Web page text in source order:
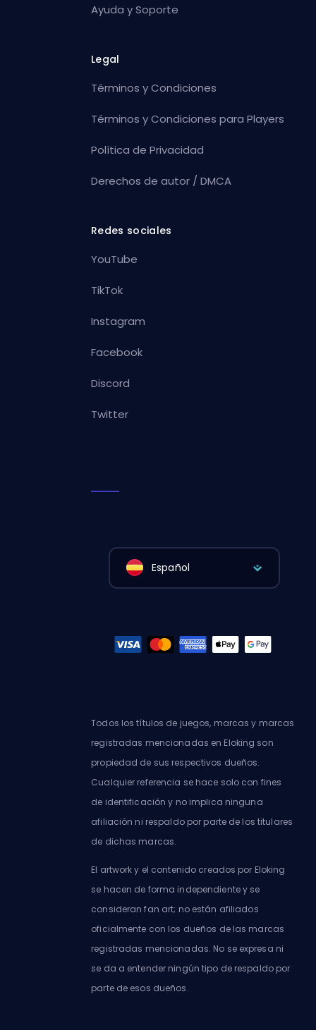
Ayuda y Soporte
Legal
Términos y Condiciones
Términos y Condiciones para Players
Política de Privacidad
Derechos de autor / DMCA
Redes sociales
YouTube
TikTok
Instagram
Facebook
Discord
Twitter
Español
Todos los títulos de juegos, marcas y marcas
registradas mencionadas en Eloking son
propiedad de sus respectivos dueños.
Cualquier referencia se hace solo con fines
de identificación y no implica ninguna
afiliación ni respaldo por parte de los titulares
de dichas marcas.
El artwork y el contenido creados por Eloking
se hacen de forma independiente y se
consideran fan art; no están afiliados
oficialmente con los dueños de las marcas
registradas mencionadas. No se expresa ni
se da a entender ningún tipo de respaldo por
parte de esos dueños.